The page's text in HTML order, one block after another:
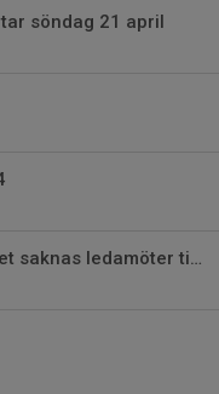
söndag 21 april
IK Sjöge behöver hjälp nu! Det saknas ledamöter till styrelsen!